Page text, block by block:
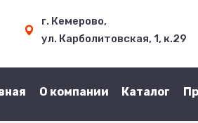
г. Кемерово,
ул. Карболитовская, 1, к.29
О компании Каталог